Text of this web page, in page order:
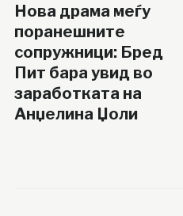
Нова драма меѓу
поранешните
сопружници: Бред
Пит бара увид во
заработката на
Анџелина Џоли